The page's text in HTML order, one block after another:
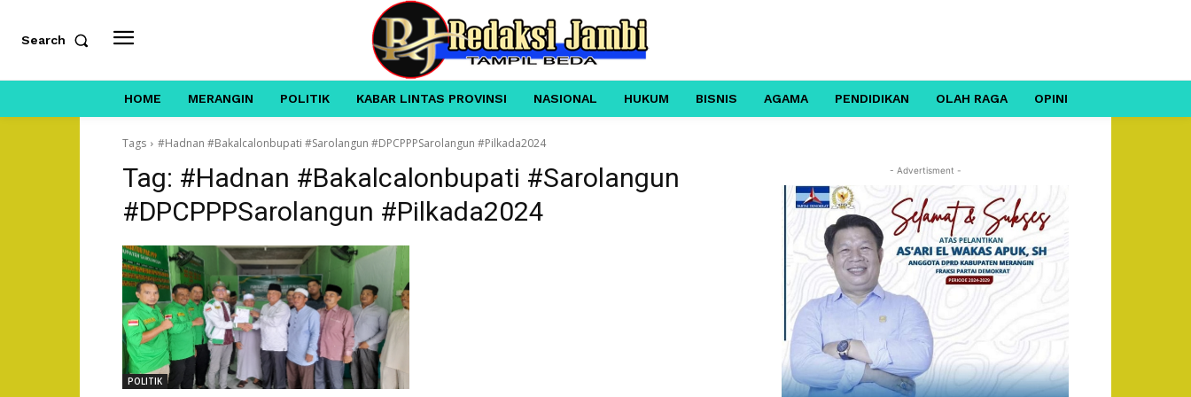
Search
HOME MERANGIN POLITIK KABAR LINTAS PROVINSI NASIONAL HUKUM BISNIS AGAMA PENDIDIKAN OLAH RAGA OPINI
Tags #Hadnan #Bakalcalonbupati #Sarolangun #DPCPPPSarolangun #Pilkada2024
Tag: #Hadnan #Bakalcalonbupati #Sarolangun
#DPCPPPSarolangun #Pilkada2024
POLITIK
- Advertisment -